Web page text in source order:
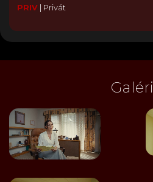
PRIV| Privát